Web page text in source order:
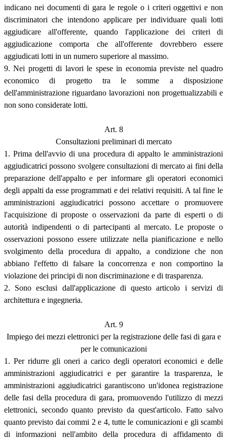
indicano nei documenti di gara le regole o i criteri oggettivi e non
discriminatori che intendono applicare per individuare quali lotti
aggiudicare all'offerente, quando l'applicazione dei criteri di
aggiudicazione comporta che all'offerente dovrebbero essere
aggiudicati lotti in un numero superiore al massimo.
9. Nei progetti di lavori le spese in economia previste nel quadro
economico di progetto tra le somme a disposizione
dell'amministrazione riguardano lavorazioni non progettualizzabili e
non sono considerate lotti.
Art. 8
Consultazioni preliminari di mercato
1. Prima dell'avvio di una procedura di appalto le amministrazioni
aggiudicatrici possono svolgere consultazioni di mercato ai fini della
preparazione dell'appalto e per informare gli operatori economici
degli appalti da esse programmati e dei relativi requisiti. A tal fine le
amministrazioni aggiudicatrici possono accettare o promuovere
l'acquisizione di proposte o osservazioni da parte di esperti o di
autorità indipendenti o di partecipanti al mercato. Le proposte o
osservazioni possono essere utilizzate nella pianificazione e nello
svolgimento della procedura di appalto, a condizione che non
abbiano l'effetto di falsare la concorrenza e non comportino la
violazione dei principi di non discriminazione e di trasparenza.
2. Sono esclusi dall'applicazione di questo articolo i servizi di
architettura e ingegneria.
Art. 9
Impiego dei mezzi elettronici per la registrazione delle fasi di gara e
per le comunicazioni
1. Per ridurre gli oneri a carico degli operatori economici e delle
amministrazioni aggiudicatrici e per garantire la trasparenza, le
amministrazioni aggiudicatrici garantiscono un'idonea registrazione
delle fasi della procedura di gara, promuovendo l'utilizzo di mezzi
elettronici, secondo quanto previsto da quest'articolo. Fatto salvo
quanto previsto dai commi 2 e 4, tutte le comunicazioni e gli scambi
di informazioni nell'ambito della procedura di affidamento di